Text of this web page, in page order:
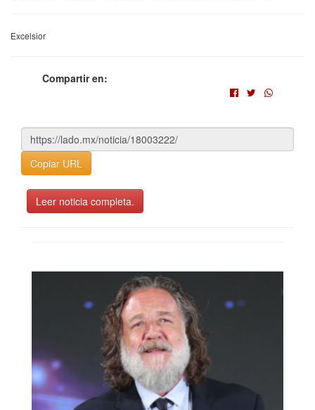
Excelsior
Compartir en:
Copiar URL
Leer noticia completa.